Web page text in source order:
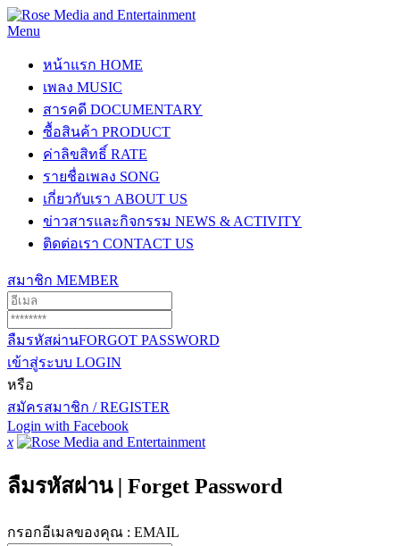
Menu
หน้าแรก HOME
เพลง MUSIC
สารคดี DOCUMENTARY
ซื้อสินค้า PRODUCT
ค่าลิขสิทธิ์ RATE
รายชื่อเพลง SONG
เกี่ยวกับเรา ABOUT US
ข่าวสารและกิจกรรม NEWS & ACTIVITY
ติดต่อเรา CONTACT US
สมาชิก MEMBER
ลืมรหัสผ่านFORGOT PASSWORD
เข้าสู่ระบบ LOGIN
หรือ
สมัครสมาชิก / REGISTER
Login with Facebook
x
ลืมรหัสผ่าน | Forget Password
กรอกอีเมลของคุณ : EMAIL